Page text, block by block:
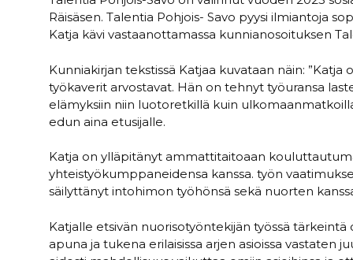
Räisäsen. Talentia Pohjois- Savo pyysi ilmiantoja
Katja kävi vastaanottamassa kunnianosoituksen
Kunniakirjan tekstissä Katjaa kuvataan näin:
työkaverit arvostavat. Hän on tehnyt työuransa
elämyksiin niin luotoretkillä kuin
edun aina etusijalle.
Katja on ylläpitänyt ammattitaitoaan
yhteistyökumppaneidensa kanssa. työn
säilyttänyt intohimon työhönsä sekä nuorten
Katjalle etsivän nuorisotyöntekijän työssä
apuna ja tukena erilaisissa arjen asioissa vastaten